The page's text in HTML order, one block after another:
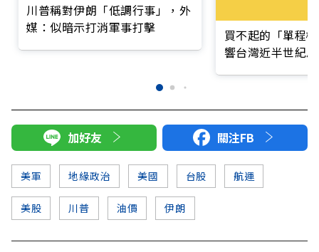
川普稱對伊朗「低調行事」，外
媒：似暗示打消軍事打擊
買不起的「單程
響台灣近半世紀
加好友 關注FB
美軍 地緣政治 美國 台股 航運
美股 川普 油價 伊朗